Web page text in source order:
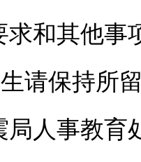
和其他事
保持所留
局人事教育